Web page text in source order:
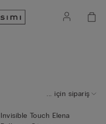
... için sipariş
Invisible Touch Elena